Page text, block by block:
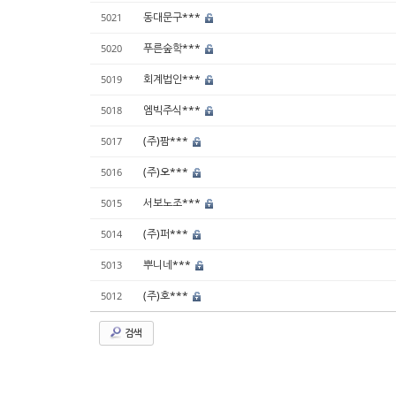
5021 동대문구***
5020 푸른숲학***
5019 회계법인***
5018 엠빅주식***
5017 (주)팜***
5016 (주)오***
5015 서보노조***
5014 (주)퍼***
5013 뿌니네***
5012 (주)호***
검색